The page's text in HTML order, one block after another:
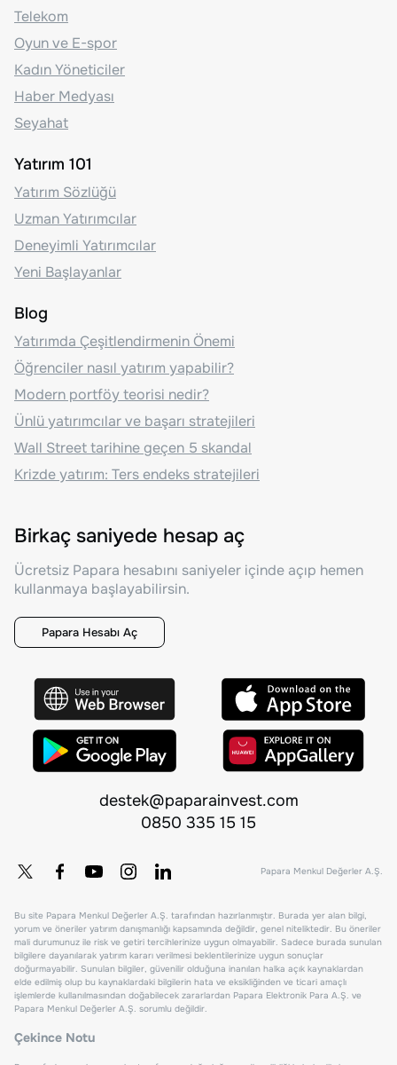
Telekom
Oyun ve E-spor
Kadın Yöneticiler
Haber Medyası
Seyahat
Yatırım 101
Yatırım Sözlüğü
Uzman Yatırımcılar
Deneyimli Yatırımcılar
Yeni Başlayanlar
Blog
Yatırımda Çeşitlendirmenin Önemi
Öğrenciler nasıl yatırım yapabilir?
Modern portföy teorisi nedir?
Ünlü yatırımcılar ve başarı stratejileri
Wall Street tarihine geçen 5 skandal
Krizde yatırım: Ters endeks stratejileri
Birkaç saniyede hesap aç
Ücretsiz Papara hesabını saniyeler içinde açıp hemen
kullanmaya başlayabilirsin.
Papara Hesabı Aç
destek@paparainvest.com
0850 335 15 15
Papara Menkul Değerler A.Ş.
Bu site Papara Menkul Değerler A.Ş. tarafından hazırlanmıştır. Burada yer alan bilgi,
yorum ve öneriler yatırım danışmanlığı kapsamında değildir, genel niteliktedir. Bu öneriler
mali durumunuz ile risk ve getiri tercihlerinize uygun olmayabilir. Sadece burada sunulan
bilgilere dayanılarak yatırım kararı verilmesi beklentilerinize uygun sonuçlar
doğurmayabilir. Sunulan bilgiler, güvenilir olduğuna inanılan halka açık kaynaklardan
elde edilmiş olup bu kaynaklardaki bilgilerin hata ve eksikliğinden ve ticari amaçlı
işlemlerde kullanılmasından doğabilecek zararlardan Papara Elektronik Para A.Ş. ve
Papara Menkul Değerler A.Ş. sorumlu değildir.
Çekince Notu